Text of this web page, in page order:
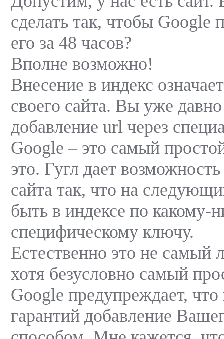
сделать так, чтобы Google
его за 48 часов?
Вполне возможно!
Внесение в индекс
своего сайта. Вы уже давно
добавление url через
Google – это самый
это. Гугл дает
сайта так, что на
быть в индексе по какому-
специфическому ключу.
Естественно это не самый
хотя безусловно самый
Google предупреждает, что
гарантий добавление